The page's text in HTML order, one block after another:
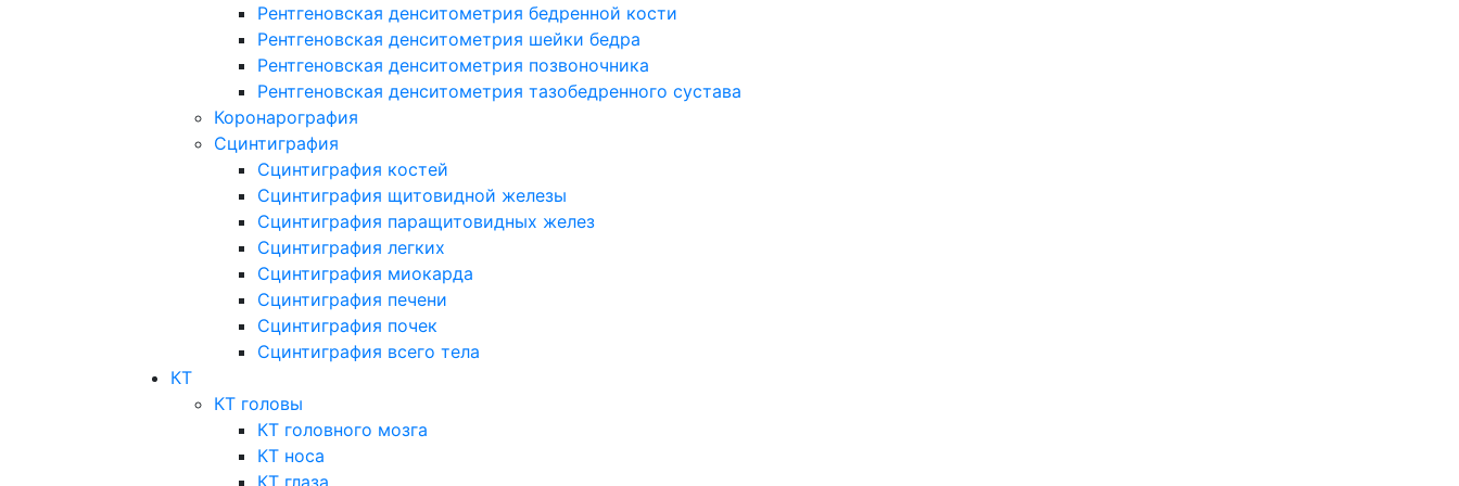
Рентгеновская денситометрия бедренной кости
Рентгеновская денситометрия шейки бедра
Рентгеновская денситометрия позвоночника
Рентгеновская денситометрия тазобедренного сустава
Коронарография
Сцинтиграфия
Сцинтиграфия костей
Сцинтиграфия щитовидной железы
Сцинтиграфия паращитовидных желез
Сцинтиграфия легких
Сцинтиграфия миокарда
Сцинтиграфия печени
Сцинтиграфия почек
Сцинтиграфия всего тела
КТ
КТ головы
КТ головного мозга
КТ носа
КТ глаза